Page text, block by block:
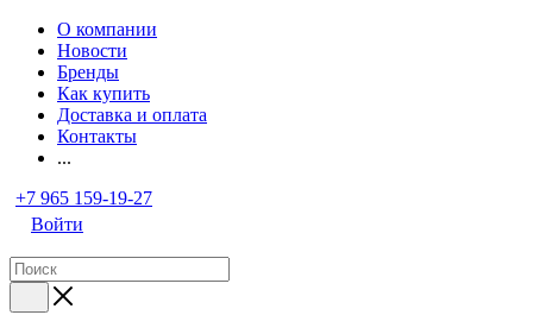
О компании
Новости
Бренды
Как купить
Доставка и оплата
Контакты
...
+7 965 159-19-27
Войти